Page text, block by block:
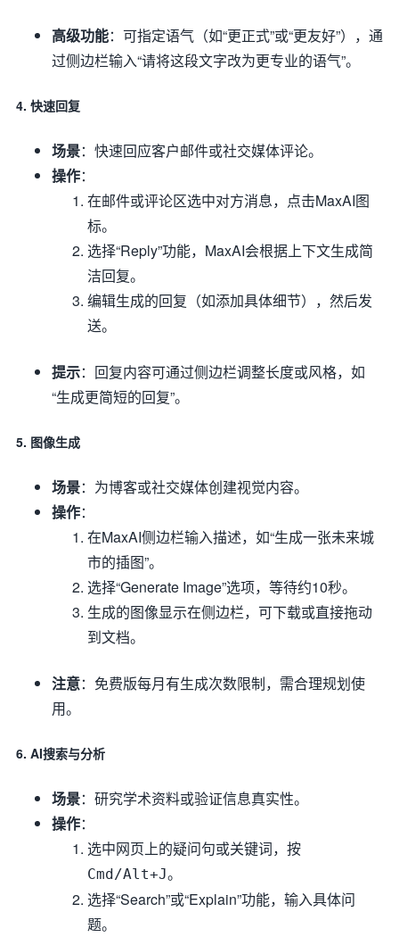
高级功能：可指定语气（如“更正式”或“更友好”），通
过侧边栏输入“请将这段文字改为更专业的语气”。
4. 快速回复
场景：快速回应客户邮件或社交媒体评论。
操作：
在邮件或评论区选中对方消息，点击MaxAI图
标。
选择“Reply”功能，MaxAI会根据上下文生成简
洁回复。
编辑生成的回复（如添加具体细节），然后发
送。
提示：回复内容可通过侧边栏调整长度或风格，如
“生成更简短的回复”。
5. 图像生成
场景：为博客或社交媒体创建视觉内容。
操作：
在MaxAI侧边栏输入描述，如“生成一张未来城
市的插图”。
选择“Generate Image”选项，等待约10秒。
生成的图像显示在侧边栏，可下载或直接拖动
到文档。
注意：免费版每月有生成次数限制，需合理规划使
用。
6. AI搜索与分析
场景：研究学术资料或验证信息真实性。
操作：
选中网页上的疑问句或关键词，按
Cmd/Alt+J。
选择“Search”或“Explain”功能，输入具体问
题。